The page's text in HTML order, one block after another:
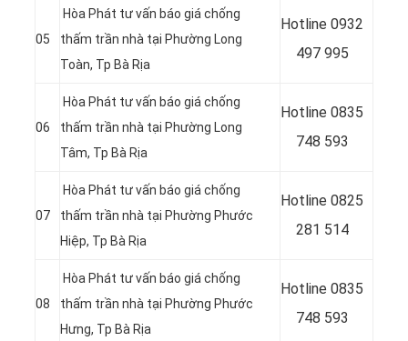
05
Hòa Phát tư vấn báo giá chống
thấm trần nhà tại Phường Long
Toàn, Tp Bà Rịa
Hotline 0932
497 995
06
Hòa Phát tư vấn báo giá chống
thấm trần nhà tại Phường Long
Tâm, Tp Bà Rịa
Hotline 0835
748 593
07
Hòa Phát tư vấn báo giá chống
thấm trần nhà tại Phường Phước
Hiệp, Tp Bà Rịa
Hotline 0825
281 514
08
Hòa Phát tư vấn báo giá chống
thấm trần nhà tại Phường Phước
Hưng, Tp Bà Rịa
Hotline 0835
748 593